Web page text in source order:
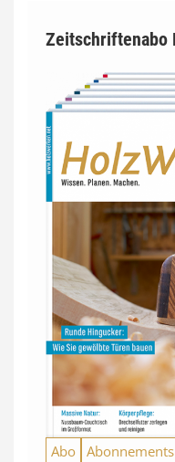
Zeitschriftenabo
Abo Abonnements